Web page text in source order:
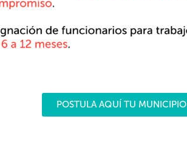
POSTULA AQUÍ TU MUNICIPIO